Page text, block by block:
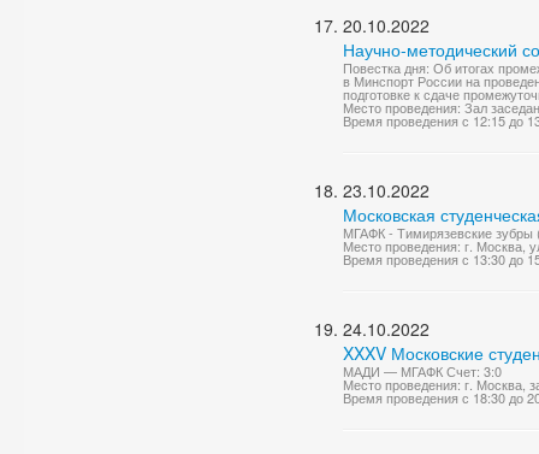
20.10.2022
Научно-методический
Повестка дня: Об итогах
в Минспорт России на
подготовке к сдаче
Место проведения: Зал
Время проведения с 12:15 до
23.10.2022
Московская
МГАФК - Тимирязевские
Место проведения: г.
Время проведения с 13:30 до
24.10.2022
XXXV Московские
МАДИ — МГАФК Счет: 3:0
Место проведения: г.
Время проведения с 18:30 до